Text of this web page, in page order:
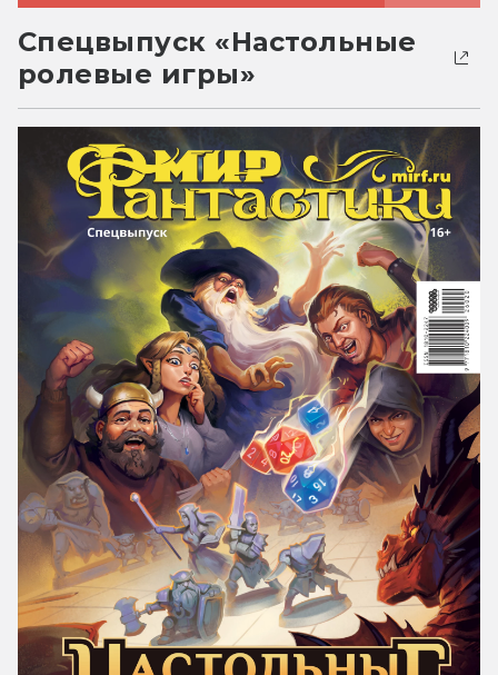
Спецвыпуск «Настольные
ролевые игры»